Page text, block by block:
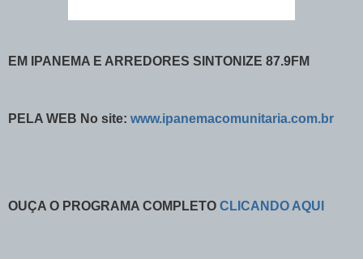
EM IPANEMA E ARREDORES SINTONIZE 87.9FM
PELA WEB No site: www.ipanemacomunitaria.com.br
OUÇA O PROGRAMA COMPLETO CLICANDO AQUI